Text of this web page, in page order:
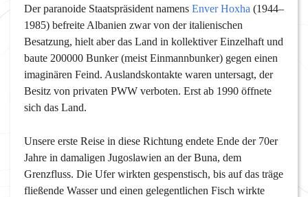
Der paranoide Staatspräsident namens Enver Hoxha (1944–
1985) befreite Albanien zwar von der italienischen
Besatzung, hielt aber das Land in kollektiver Einzelhaft und
baute 200000 Bunker (meist Einmannbunker) gegen einen
imaginären Feind. Auslandskontakte waren untersagt, der
Besitz von privaten PWW verboten. Erst ab 1990 öffnete
sich das Land.
Unsere erste Reise in diese Richtung endete Ende der 70er
Jahre in damaligen Jugoslawien an der Buna, dem
Grenzfluss. Die Ufer wirkten gespenstisch, bis auf das träge
fließende Wasser und einen gelegentlichen Fisch wirkte